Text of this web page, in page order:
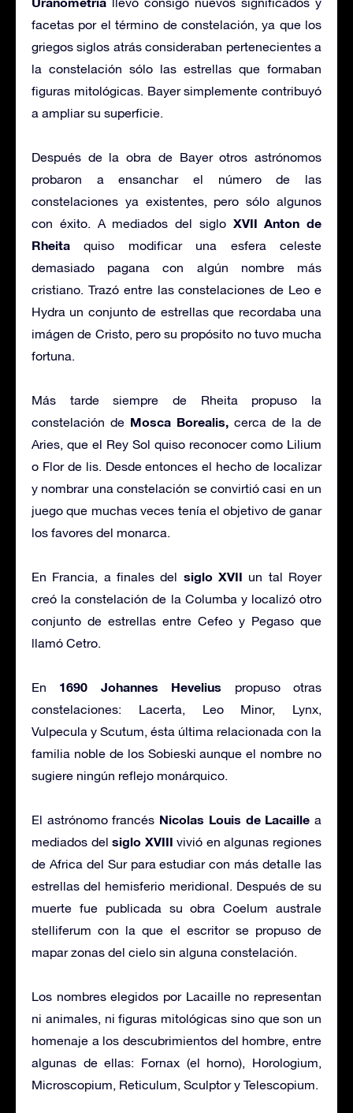
facetas por el término de constelación, ya que los
griegos siglos atrás consideraban pertenecientes a
la constelación sólo las estrellas que formaban
figuras mitológicas. Bayer simplemente contribuyó
a ampliar su superficie.
Después de la obra de Bayer otros astrónomos
probaron a ensanchar el número de las
constelaciones ya existentes, pero sólo algunos
con éxito. A mediados del siglo XVII Anton de
Rheita quiso modificar una esfera celeste
demasiado pagana con algún nombre más
cristiano. Trazó entre las constelaciones de Leo e
Hydra un conjunto de estrellas que recordaba una
imágen de Cristo, pero su propósito no tuvo mucha
fortuna.
Más tarde siempre de Rheita propuso la
constelación de Mosca Borealis, cerca de la de
Aries, que el Rey Sol quiso reconocer como Lilium
o Flor de lis. Desde entonces el hecho de localizar
y nombrar una constelación se convirtió casi en un
juego que muchas veces tenía el objetivo de ganar
los favores del monarca.
En Francia, a finales del siglo XVII un tal Royer
creó la constelación de la Columba y localizó otro
conjunto de estrellas entre Cefeo y Pegaso que
llamó Cetro.
En 1690 Johannes Hevelius propuso otras
constelaciones: Lacerta, Leo Minor, Lynx,
Vulpecula y Scutum, ésta última relacionada con la
familia noble de los Sobieski aunque el nombre no
sugiere ningún reflejo monárquico.
El astrónomo francés Nicolas Louis de Lacaille a
mediados delsiglo XVIII vivió en algunas regiones
de Africa del Sur para estudiar con más detalle las
estrellas del hemisferio meridional. Después de su
muerte fue publicada su obra Coelum australe
stelliferum con la que el escritor se propuso de
mapar zonas del cielo sin alguna constelación.
Los nombres elegidos por Lacaille no representan
ni animales, ni figuras mitológicas sino que son un
homenaje a los descubrimientos del hombre, entre
algunas de ellas: Fornax (el horno), Horologium,
Microscopium, Reticulum, Sculptor y Telescopium.